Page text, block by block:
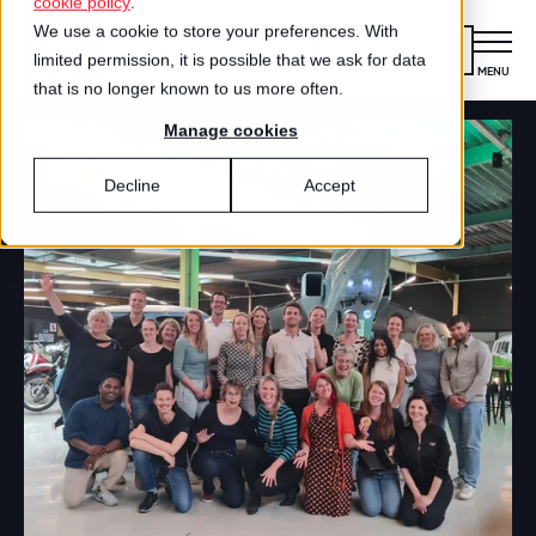
We use a cookie to store your preferences. With
limited permission, it is possible that we ask for data
that is no longer known to us more often.
Manage cookies
Accept
Decline
Kennismaken
MENU
CLOSE
VOOR ORGANISATIES
Wat is certificering?
Aanmelden voor certificering
VOOR MEDEWERKERS
Gecertificeerde organisaties
TEST
Is jouw organisatie een great place to
work?
Diensten
Medewerkersonderzoek
Certificering
Best Workplaces
Culture Coaching
Best Workplaces™
ZO WERKT HET
Hoe werkt het?
Aanmelden
LIJSTEN
Best Workplaces™ Nederland
Inspiratie
Agenda
Blog
Over ons
Ons verhaal